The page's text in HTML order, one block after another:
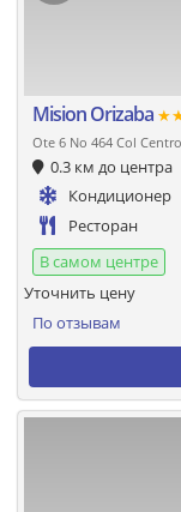
Mision Orizaba
Ote 6 No 464 Col
0.3 км до центра
Кондиционер
Ресторан
В самом центре
По отзывам
Уточнить цену